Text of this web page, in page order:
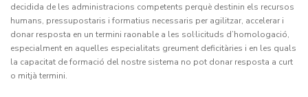
decidida de les administracions competents perquè destinin els recursos
humans, pressupostaris i formatius necessaris per agilitzar, accelerar i
donar resposta en un termini raonable a les sol·licituds d’homologació,
especialment en aquelles especialitats greument deficitàries i en les quals
la capacitat de formació del nostre sistema no pot donar resposta a curt
o mitjà termini.